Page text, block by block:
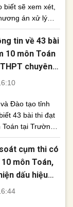
biết sẽ xem xét,
án xử lý
đề xuất tổ
Toán của tỉnh
sau khi có kết
diện vụ việc
Tuyên Quang.
tin về 43 bài
10 môn Toán
chuyên
Đào tạo tỉnh
43 bài thi đạt
tại Trường
Nguyễn Tất
thuộc học sinh
Toán, Tin học,
học. Đơn vị đã
cụm thi có
môn Toán,
dấu hiệu